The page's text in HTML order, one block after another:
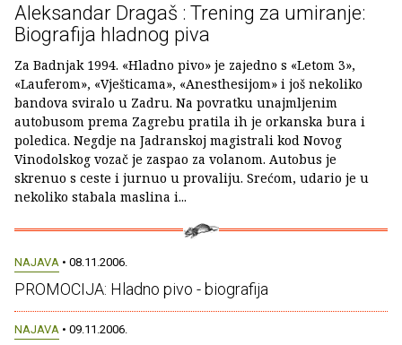
Aleksandar Dragaš : Trening za umiranje:
Biografija hladnog piva
Za Badnjak 1994. «Hladno pivo» je zajedno s «Letom 3»,
«Lauferom», «Vješticama», «Anesthesijom» i još nekoliko
bandova sviralo u Zadru. Na povratku unajmljenim
autobusom prema Zagrebu pratila ih je orkanska bura i
poledica. Negdje na Jadranskoj magistrali kod Novog
Vinodolskog vozač je zaspao za volanom. Autobus je
skrenuo s ceste i jurnuo u provaliju. Srećom, udario je u
nekoliko stabala maslina i...
NAJAVA • 08.11.2006.
PROMOCIJA: Hladno pivo - biografija
NAJAVA • 09.11.2006.